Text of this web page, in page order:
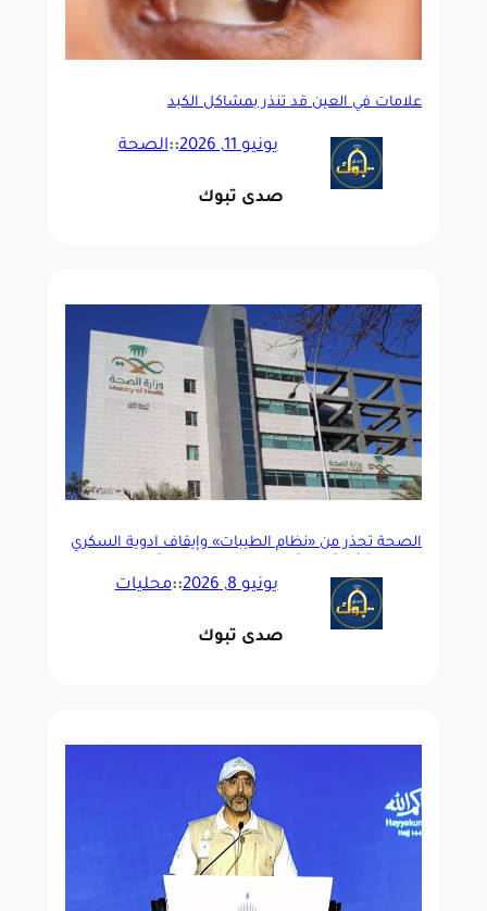
علامات في العين قد تنذر بمشاكل الكبد
يونيو 11, 2026 ::الصحة
صدى تبوك
الصحة تحذّر من «نظام الطيبات» وإيقاف أدوية السكري
يونيو 8, 2026 ::محليات
صدى تبوك